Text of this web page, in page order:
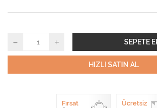
SEPETE
HIZLI SATIN AL
Fırsat Ücretsiz